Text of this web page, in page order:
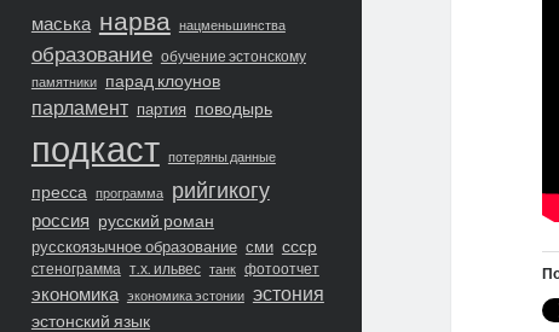
маська нарва нацменьшинства
образование обучение эстонскому
памятники парад клоунов
парламент партия поводырь
подкаст потеряны данные
пресса программа рийгикогу
россия русский роман
русскоязычное образование сми ссср
стенограмма т.х. ильвес танк фотоотчет
экономика экономика эстонии эстония
эстонский язык